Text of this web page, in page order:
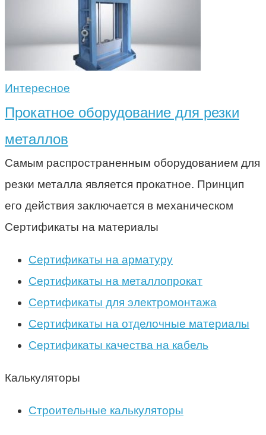
Интересное
Прокатное оборудование для резки
металлов
Самым распространенным оборудованием для
резки металла является прокатное. Принцип
его действия заключается в механическом
Сертификаты на материалы
Сертификаты на арматуру
Сертификаты на металлопрокат
Сертификаты для электромонтажа
Сертификаты на отделочные материалы
Сертификаты качества на кабель
Калькуляторы
Строительные калькуляторы